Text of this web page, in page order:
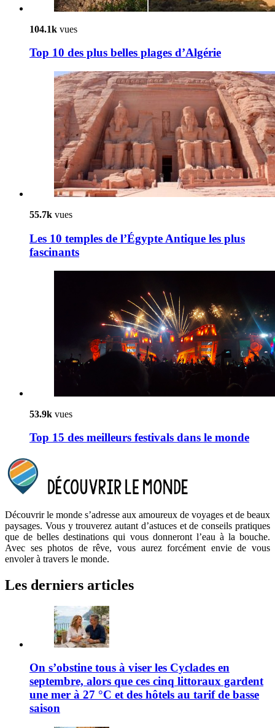
104.1k vues
Top 10 des plus belles plages d’Algérie
55.7k vues
Les 10 temples de l’Égypte Antique les plus
fascinants
53.9k vues
Top 15 des meilleurs festivals dans le monde
Découvrir le monde s’adresse aux amoureux de voyages et de beaux
paysages. Vous y trouverez autant d’astuces et de conseils pratiques
que de belles destinations qui vous donneront l’eau à la bouche.
Avec ses photos de rêve, vous aurez forcément envie de vous
envoler à travers le monde.
Les derniers articles
On s’obstine tous à viser les Cyclades en
septembre, alors que ces cinq littoraux gardent
une mer à 27 °C et des hôtels au tarif de basse
saison